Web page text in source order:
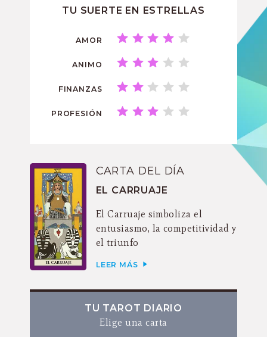
TU SUERTE EN ESTRELLAS
AMOR
ANIMO
FINANZAS
PROFESIÓN
CARTA DEL DÍA
EL CARRUAJE
El Carruaje simboliza el
entusiasmo, la competitividad y
el triunfo
LEER MÁS
TU TAROT DIARIO
Elige una carta